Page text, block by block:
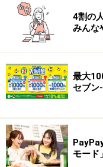
4割の
みんな
最大
セブン
モード